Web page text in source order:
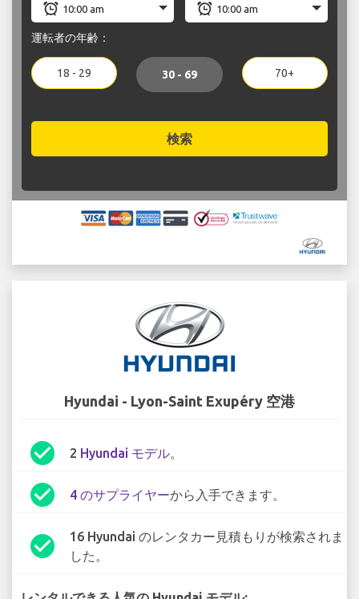
運転者の年齢：
18 - 29 30 - 69 70+
検索
Hyundai - Lyon-Saint Exupéry 空港
check_circle 2 Hyundai モデル。
check_circle 4 のサプライヤーから入手できます。
check_circle
16 Hyundai のレンタカー見積もりが検索されま
した。